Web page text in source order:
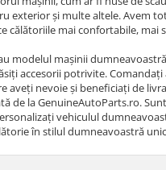
exterior și multe altele. Avem
călătoriile mai confortabile, mai
modelul mașinii
accesorii potrivite. Comandați
aveți nevoie și beneficiați de
de la GenuineAutoParts.ro.
vehiculul
în stilul dumneavoastră